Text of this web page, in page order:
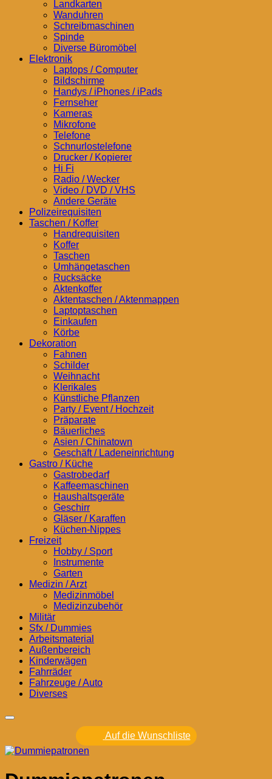
Landkarten
Wanduhren
Schreibmaschinen
Spinde
Diverse Büromöbel
Elektronik
Laptops / Computer
Bildschirme
Handys / iPhones / iPads
Fernseher
Kameras
Mikrofone
Telefone
Schnurlostelefone
Drucker / Kopierer
Hi Fi
Radio / Wecker
Video / DVD / VHS
Andere Geräte
Polizeirequisiten
Taschen / Koffer
Handrequisiten
Koffer
Taschen
Umhängetaschen
Rucksäcke
Aktenkoffer
Aktentaschen / Aktenmappen
Laptoptaschen
Einkaufen
Körbe
Dekoration
Fahnen
Schilder
Weihnacht
Klerikales
Künstliche Pflanzen
Party / Event / Hochzeit
Präparate
Bäuerliches
Asien / Chinatown
Geschäft / Ladeneinrichtung
Gastro / Küche
Gastrobedarf
Kaffeemaschinen
Haushaltsgeräte
Geschirr
Gläser / Karaffen
Küchen-Nippes
Freizeit
Hobby / Sport
Instrumente
Garten
Medizin / Arzt
Medizinmöbel
Medizinzubehör
Militär
Sfx / Dummies
Arbeitsmaterial
Außenbereich
Kinderwägen
Fahrräder
Fahrzeuge / Auto
Diverses
Auf die Wunschliste